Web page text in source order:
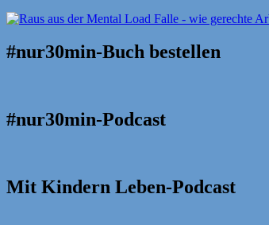
#nur30min-Buch bestellen
#nur30min-Podcast
Mit Kindern Leben-Podcast